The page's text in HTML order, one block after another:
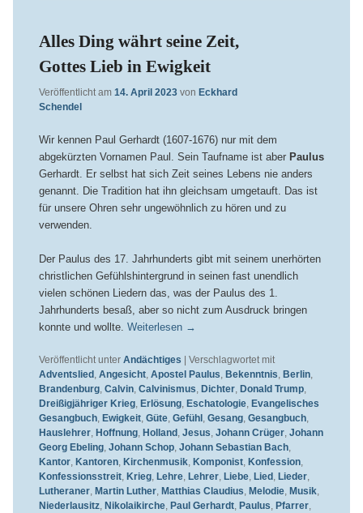
Alles Ding währt seine Zeit,
Gottes Lieb in Ewigkeit
Veröffentlicht am 14. April 2023 von Eckhard
Schendel
Wir kennen Paul Gerhardt (1607-1676) nur mit dem
abgekürzten Vornamen Paul. Sein Taufname ist aber Paulus
Gerhardt. Er selbst hat sich Zeit seines Lebens nie anders
genannt. Die Tradition hat ihn gleichsam umgetauft. Das ist
für unsere Ohren sehr ungewöhnlich zu hören und zu
verwenden.
Der Paulus des 17. Jahrhunderts gibt mit seinem unerhörten
christlichen Gefühlshintergrund in seinen fast unendlich
vielen schönen Liedern das, was der Paulus des 1.
Jahrhunderts besaß, aber so nicht zum Ausdruck bringen
konnte und wollte. Weiterlesen →
Veröffentlicht unter Andächtiges
Verschlagwortet mit
Adventslied , Angesicht, Apostel Paulus, Bekenntnis, Berlin,
Brandenburg, Calvin, Calvinismus, Dichter, Donald Trump,
Dreißigjähriger Krieg, Erlösung, Eschatologie, Evangelisches
Gesangbuch, Ewigkeit, Güte, Gefühl , Gesang, Gesangbuch,
Hauslehrer, Hoffnung, Holland , Jesus, Johann Crüger, Johann
Georg Ebeling, Johann Schop, Johann Sebastian Bach,
Kantor, Kantoren, Kirchenmusik, Komponist, Konfession,
Konfessionsstreit, Krieg, Lehre, Lehrer, Liebe, Lied , Lieder,
Lutheraner, Martin Luther, Matthias Claudius, Melodie, Musik,
Niederlausitz, Nikolaikirche, Paul Gerhardt, Paulus, Pfarrer,